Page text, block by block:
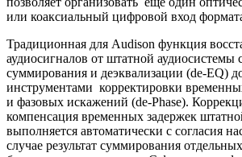
или коаксиальный цифровой вход
Традиционная для Audison функция
аудиосигналов от штатной
суммирования и деэквализации (de-EQ)
инструментами корректировки
и фазовых искажений (de-Phase).
компенсация временных задержек
выполняется автоматически с согласия
случае результат суммирования